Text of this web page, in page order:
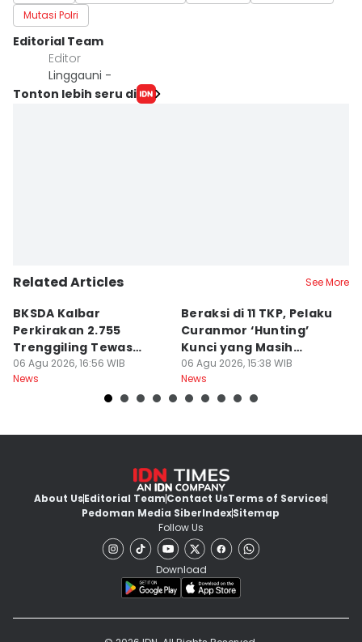
Mutasi Polri
Editorial Team
Editor
Linggauni -
Tonton lebih seru di
Related Articles See More
BKSDA Kalbar
Perkirakan 2.755
Trenggiling Tewas
untuk Dapat 551 Kg Sisik
06 Agu 2026, 16:56 WIB
News
Beraksi di 11 TKP, Pelaku
Curanmor ‘Hunting’
Kunci yang Masih
Menempel
06 Agu 2026, 15:38 WIB
News
About UsEditorial TeamContact UsTerms of Services
Pedoman Media SiberIndexSitemap
Follow Us
Download